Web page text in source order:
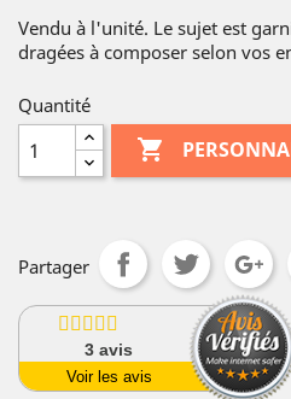
Vendu à l'unité. Le sujet est
dragées à composer selon vos
Quantité

Partager
3avis
Voir les avis